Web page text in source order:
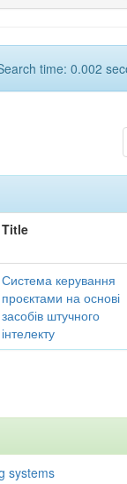
time: 0.002
Title
Система керування
проєктами на основі
засобів штучного
інтелекту
systems